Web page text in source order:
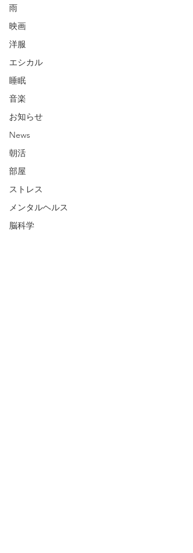
雨
映画
洋服
エシカル
睡眠
音楽
お知らせ
News
朝活
部屋
ストレス
メンタルヘルス
脳科学